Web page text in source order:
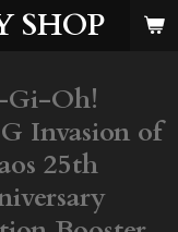
SHOP
Gi-Oh!
Invasion of
25th